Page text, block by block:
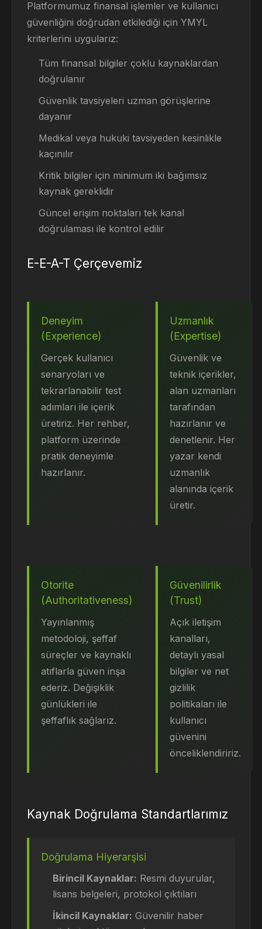
Platformumuz finansal işlemler ve kullanıcı
güvenliğini doğrudan etkilediği için YMYL
kriterlerini uygularız:
Tüm finansal bilgiler çoklu kaynaklardan
doğrulanır
Güvenlik tavsiyeleri uzman görüşlerine
dayanır
Medikal veya hukuki tavsiyeden kesinlikle
kaçınılır
Kritik bilgiler için minimum iki bağımsız
kaynak gereklidir
Güncel erişim noktaları tek kanal
doğrulaması ile kontrol edilir
E-E-A-T Çerçevemiz
Deneyim
(Experience)
Gerçek kullanıcı
senaryoları ve
tekrarlanabilir test
adımları ile içerik
üretiriz. Her rehber,
platform üzerinde
pratik deneyimle
hazırlanır.
Uzmanlık
(Expertise)
Güvenlik ve
teknik içerikler,
alan uzmanları
tarafından
hazırlanır ve
denetlenir. Her
yazar kendi
uzmanlık
alanında içerik
üretir.
Otorite
(Authoritativeness)
Yayınlanmış
metodoloji, şeffaf
süreçler ve kaynaklı
atıflarla güven inşa
ederiz. Değişiklik
günlükleri ile
şeffaflık sağlarız.
Güvenilirlik
(Trust)
Açık iletişim
kanalları,
detaylı yasal
bilgiler ve net
gizlilik
politikaları ile
kullanıcı
güvenini
önceliklendiririz.
Kaynak Doğrulama Standartlarımız
Doğrulama Hiyerarşisi
Birincil Kaynaklar: Resmi duyurular,
lisans belgeleri, protokol çıktıları
İkincil Kaynaklar: Güvenilir haber